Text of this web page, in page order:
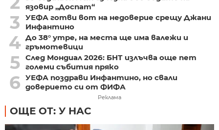
язовир „Доспат“
3
УЕФА готви вот на недоверие срещу Джани
Инфантино
4 До 38° утре, на места ще има валежи и
гръмотевици
5 След Мондиал 2026: БНТ излъчва още пет
големи събития пряко
6 УЕФА поздрави Инфантино, но свали
доверието си от ФИФА
Реклама
ОЩЕ ОТ: У НАС